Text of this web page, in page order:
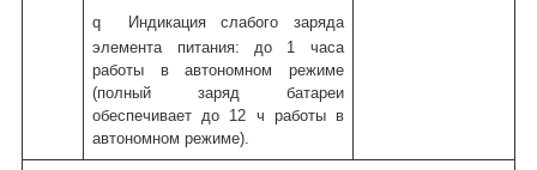
q
Индикация слабого заряда
элемента питания: до 1 часа
работы в автономном режиме
(полный заряд батареи
обеспечивает до 12 ч работы в
автономном режиме).